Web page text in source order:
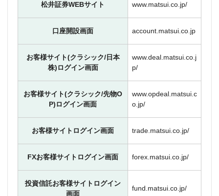
松井証券WEBサイト www.matsui.co.jp/
口座開設画面 account.matsui.co.jp
お客様サイト(クラシック/日本
株)ログイン画面
www.deal.matsui.co.j
p/
お客様サイト(クラシック/先物O
P)ログイン画面
www.opdeal.matsui.c
o.jp/
お客様サイトログイン画面 trade.matsui.co.jp/
FXお客様サイトログイン画面 forex.matsui.co.jp/
投資信託お客様サイトログイン
画面
fund.matsui.co.jp/